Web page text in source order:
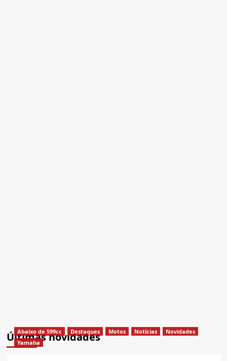
Últimas novidades
Abaixo de 599cc Destaques Motos Notícias
Novidades
Yamaha